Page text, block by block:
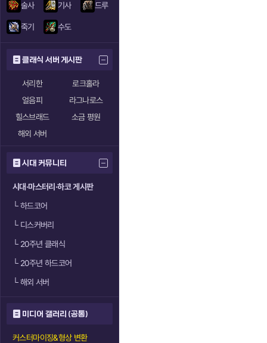
술사 기사 드루
죽기 수도
클래식 서버 게시판
서리한
로크홀라
얼음피
라그나로스
힐스브래드
소금 평원
해외 서버
시대 커뮤니티
시대·마스터리·하코 게시판
└하드코어
└디스커버리
└20주년 클래식
└20주년 하드코어
└해외 서버
미디어 갤러리 (공통)
커스터마이징&형상 변환